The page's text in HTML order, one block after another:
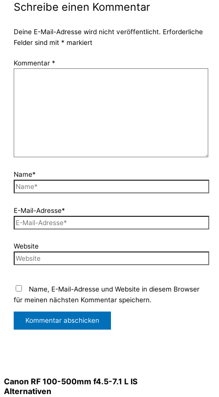
Schreibe einen Kommentar
Deine E-Mail-Adresse wird nicht veröffentlicht. Erforderliche
Felder sind mit * markiert
Kommentar *
Name*
E-Mail-Adresse*
Website
Name, E-Mail-Adresse und Website in diesem Browser
für meinen nächsten Kommentar speichern.
Canon RF 100-500mm f4.5-7.1 L IS
Alternativen